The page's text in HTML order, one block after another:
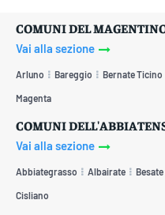
COMUNI DEL
Vai alla sezione
Arluno Bareggio Bernate Ticino
Magenta
COMUNI
Vai alla sezione
Abbiategrasso Albairate Besate
Cisliano